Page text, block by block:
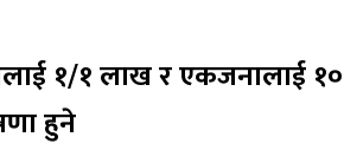
१/१ लाख र एकजनालाई १०
हुने